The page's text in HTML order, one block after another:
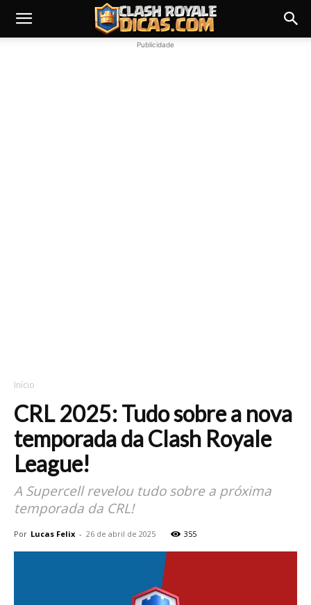
Publicidade
Início
CRL 2025: Tudo sobre a nova
temporada da Clash Royale
League!
A Supercell revelou tudo sobre a próxima
temporada da CRL!
Por Lucas Felix - 26 de abril de 2025 355